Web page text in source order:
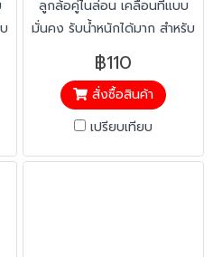
ลูกล้อคู่ไนล่อน เคลื่อนที่แบบ
มั่นคง รับน้ำหนักได้มาก สำหรับ
งานเฟอร์นิเจอร์ ล้อโต๊ะ ล้อตู้
ล้อเตียง ที่จำกัดความสูง เข็น
ลื่นบนพรม
฿110
สั่งซื้อสินค้า
เปรียบเทียบ